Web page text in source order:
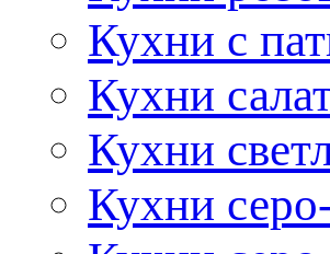
Кухни с
Кухни
Кухни
Кухни